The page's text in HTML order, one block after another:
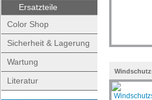
Ersatzteile
Color Shop
Sicherheit & Lagerung
Wartung
Literatur